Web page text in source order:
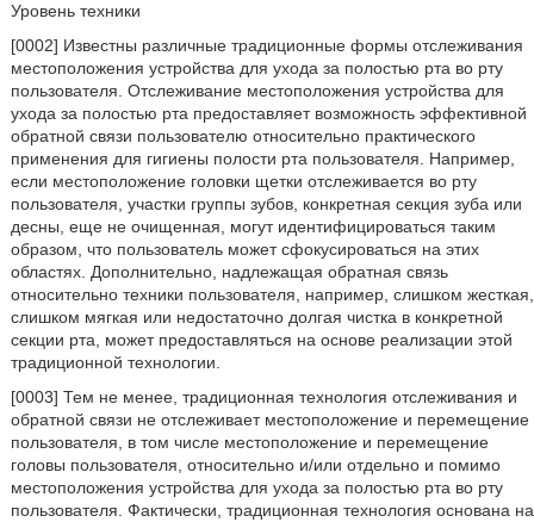
Уровень техники
[0002] Известны различные традиционные формы отслеживания
местоположения устройства для ухода за полостью рта во рту
пользователя. Отслеживание местоположения устройства для
ухода за полостью рта предоставляет возможность эффективной
обратной связи пользователю относительно практического
применения для гигиены полости рта пользователя. Например,
если местоположение головки щетки отслеживается во рту
пользователя, участки группы зубов, конкретная секция зуба или
десны, еще не очищенная, могут идентифицироваться таким
образом, что пользователь может сфокусироваться на этих
областях. Дополнительно, надлежащая обратная связь
относительно техники пользователя, например, слишком жесткая,
слишком мягкая или недостаточно долгая чистка в конкретной
секции рта, может предоставляться на основе реализации этой
традиционной технологии.
[0003] Тем не менее, традиционная технология отслеживания и
обратной связи не отслеживает местоположение и перемещение
пользователя, в том числе местоположение и перемещение
головы пользователя, относительно и/или отдельно и помимо
местоположения устройства для ухода за полостью рта во рту
пользователя. Фактически, традиционная технология основана на